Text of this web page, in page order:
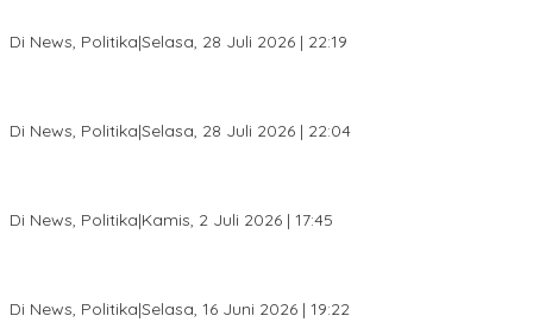
Di News, Politika|Selasa, 28 Juli 2026 | 22:19
Di News, Politika|Selasa, 28 Juli 2026 | 22:04
Di News, Politika|Kamis, 2 Juli 2026 | 17:45
Di News, Politika|Selasa, 16 Juni 2026 | 19:22